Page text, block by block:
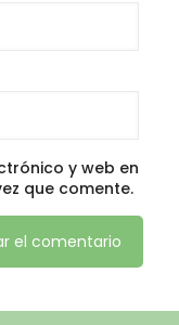
y web en
que comente.